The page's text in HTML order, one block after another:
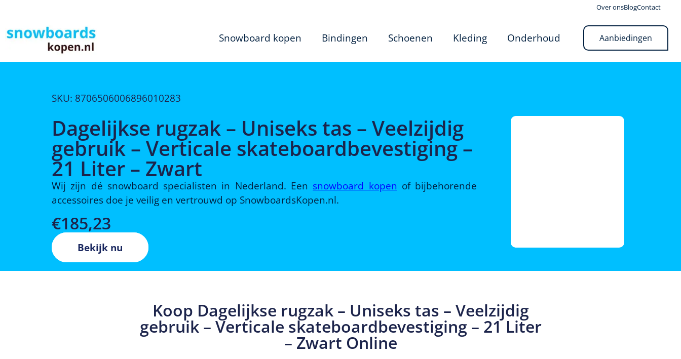
Over onsBlogContact
Snowboard kopen Bindingen Schoenen Kleding Onderhoud Aanbiedingen
SKU: 8706506006896010283
Dagelijkse rugzak – Uniseks tas – Veelzijdig
gebruik – Verticale skateboardbevestiging –
21 Liter – Zwart
Wij zijn dé snowboard specialisten in Nederland. Een snowboard kopen of bijbehorende
accessoires doe je veilig en vertrouwd op SnowboardsKopen.nl.
€185,23
Bekijk nu
Koop Dagelijkse rugzak – Uniseks tas – Veelzijdig
gebruik – Verticale skateboardbevestiging – 21 Liter
– Zwart Online